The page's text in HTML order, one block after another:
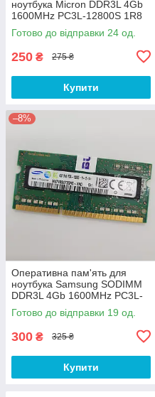
ноутбука Micron DDR3L 4Gb
1600MHz PC3L-12800S 1R8
CL11 (MT8KTF51264HZ-
1G6N1) Б/В
Готово до відправки 24 од.
250 ₴ 275 ₴
Купити
–8%
Оперативна пам'ять для
ноутбука Samsung SODIMM
DDR3L 4Gb 1600MHz PC3L-
12800S 1R8 CL11
(M471B5173QH0-YK0) Б/В
Готово до відправки 19 од.
300 ₴ 325 ₴
Купити